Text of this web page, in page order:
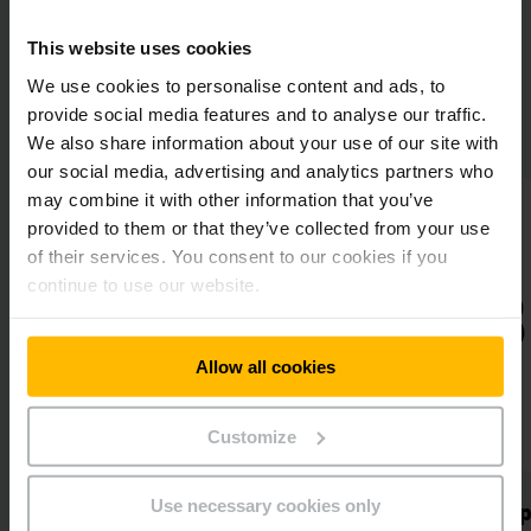
This website uses cookies
We use cookies to personalise content and ads, to
provide social media features and to analyse our traffic.
We also share information about your use of our site with
our social media, advertising and analytics partners who
may combine it with other information that you’ve
provided to them or that they’ve collected from your use
of their services. You consent to our cookies if you
continue to use our website.
Allow all cookies
Customize
Use necessary cookies only
Nemůže to být jednodušší
3.
Servis & podpora